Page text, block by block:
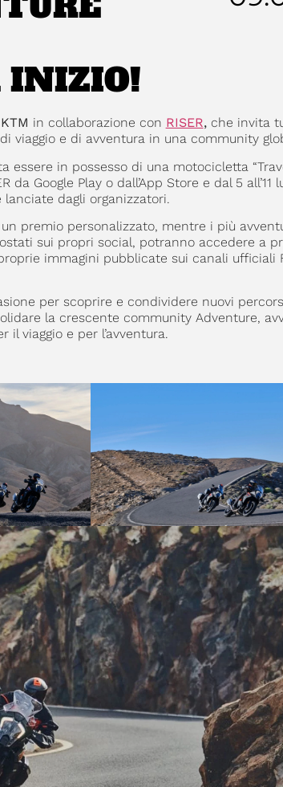
INIZIO!
KTM in collaborazione con RISER,che invita
viaggio e di avventura in una community
essere in possesso di una motocicletta
Google Play o dall’App Store e dal 5 all’11
dagli organizzatori.
premio personalizzato, mentre i più
sui propri social, potranno accedere a
immagini pubblicate sui canali ufficiali
per scoprire e condividere nuovi
la crescente community Adventure,
viaggio e per l’avventura.